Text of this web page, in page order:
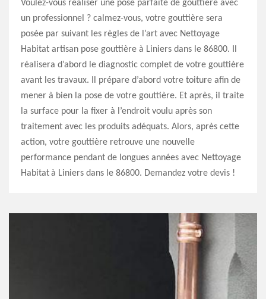
Voulez-vous réaliser une pose parfaite de gouttière avec
un professionnel ? calmez-vous, votre gouttière sera
posée par suivant les règles de l’art avec Nettoyage
Habitat artisan pose gouttière à Liniers dans le 86800. Il
réalisera d’abord le diagnostic complet de votre gouttière
avant les travaux. Il prépare d’abord votre toiture afin de
mener à bien la pose de votre gouttière. Et après, il traite
la surface pour la fixer à l’endroit voulu après son
traitement avec les produits adéquats. Alors, après cette
action, votre gouttière retrouve une nouvelle
performance pendant de longues années avec Nettoyage
Habitat à Liniers dans le 86800. Demandez votre devis !